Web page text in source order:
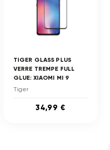
TIGER GLASS PLUS
VERRE TREMPE FULL
GLUE: XIAOMI MI 9
Tiger
34,99 €